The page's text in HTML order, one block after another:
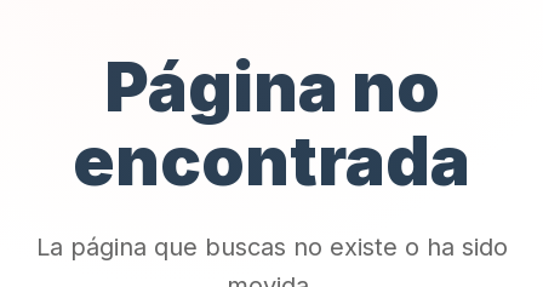
Página no
encontrada
La página que buscas no existe o ha sido